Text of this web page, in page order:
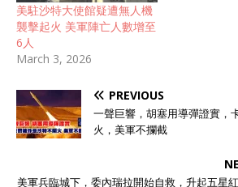
美駐沙特大使館疑遭無人機
襲擊起火 美軍陣亡人數增至
6人
March 3, 2026
PREVIOUS
一聲巨響，胡塞用導彈證實，
火，美軍不攔截
美軍兵臨城下，委內瑞拉開始自救，升起五星